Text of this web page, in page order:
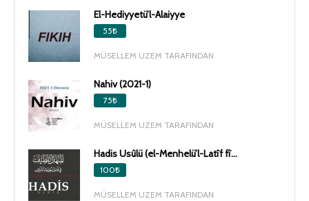
El-Hediyyetü’l-Alaiyye
55₺
MÜSELLEM UZEM TARAFINDAN
Nahiv (2021-1)
75₺
MÜSELLEM UZEM TARAFINDAN
Hadis Usûlü (el-Menhelü’l-Latîf fî...
100₺
MÜSELLEM UZEM TARAFINDAN